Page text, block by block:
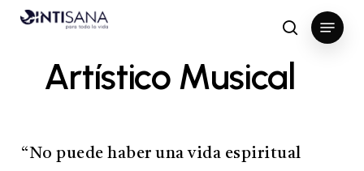
Skip
content
search
Menu
Artístico Musical
“No puede haber una vida espiritual